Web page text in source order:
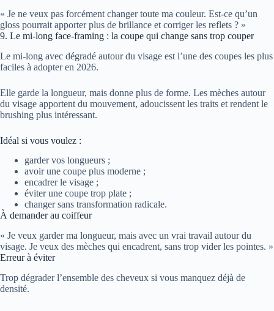
« Je ne veux pas forcément changer toute ma couleur. Est-ce qu’un
gloss pourrait apporter plus de brillance et corriger les reflets ? »
9. Le mi-long face-framing : la coupe qui change sans trop couper
Le mi-long avec dégradé autour du visage est l’une des coupes les plus
faciles à adopter en 2026.
Elle garde la longueur, mais donne plus de forme. Les mèches autour
du visage apportent du mouvement, adoucissent les traits et rendent le
brushing plus intéressant.
Idéal si vous voulez :
garder vos longueurs ;
avoir une coupe plus moderne ;
encadrer le visage ;
éviter une coupe trop plate ;
changer sans transformation radicale.
À demander au coiffeur
« Je veux garder ma longueur, mais avec un vrai travail autour du
visage. Je veux des mèches qui encadrent, sans trop vider les pointes. »
Erreur à éviter
Trop dégrader l’ensemble des cheveux si vous manquez déjà de
densité.